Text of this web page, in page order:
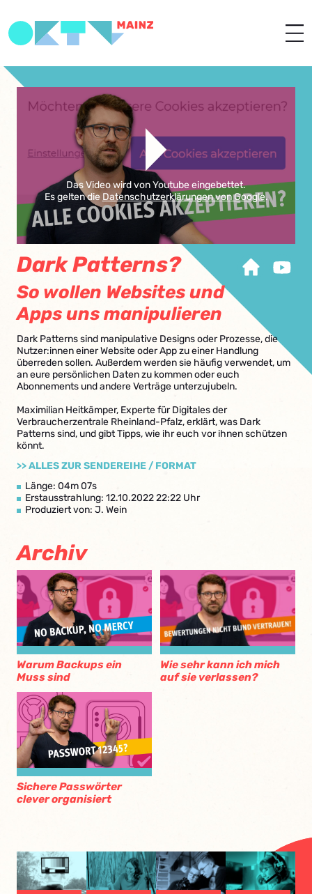
Das Video wird von Youtube eingebettet.
Es gelten die Datenschutzerklärungen von Google.
Dark Patterns?
So wollen Websites und
Apps uns manipulieren
Dark Patterns sind manipulative Designs oder Prozesse, die
Nutzer:innen einer Website oder App zu einer Handlung
überreden sollen. Außerdem werden sie häufig verwendet, um
an eure persönlichen Daten zu kommen oder euch
Abonnements und andere Verträge unterzujubeln.
Maximilian Heitkämper, Experte für Digitales der
Verbraucherzentrale Rheinland-Pfalz, erklärt, was Dark
Patterns sind, und gibt Tipps, wie ihr euch vor ihnen schützen
könnt.
>> ALLES ZUR SENDEREIHE / FORMAT
Länge: 04m 07s
Erstausstrahlung: 12.10.2022 22:22 Uhr
Produziert von: J. Wein
Archiv
Warum Backups ein
Muss sind
Wie sehr kann ich mich
auf sie verlassen?
Sichere Passwörter
clever organisiert